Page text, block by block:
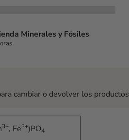
Minerales y Fósiles
cambiar o devolver los productos
3+, Fe3+)PO4